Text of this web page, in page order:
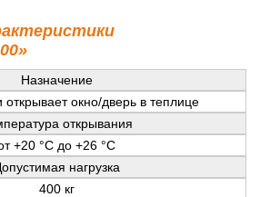
Назначение
открывает окно/дверь в теплице
открывания
+20 °C до +26 °C
нагрузка
400 кг